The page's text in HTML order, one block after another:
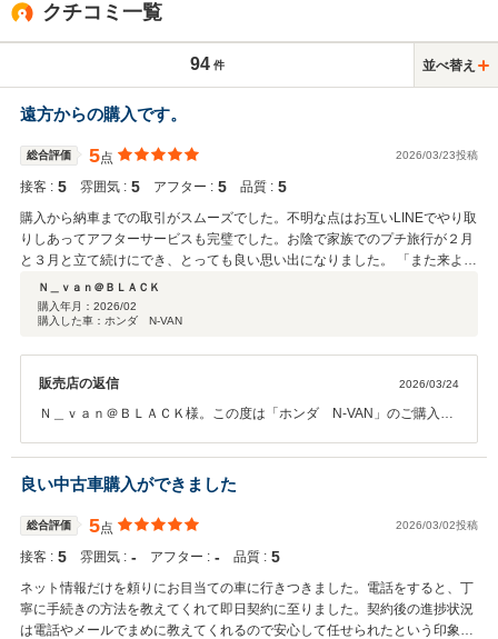
クチコミ一覧
94 件 並べ替え
遠方からの購入です。
総合評価 5点 2026/03/23投稿
接客 : 5 雰囲気 : 5 アフター : 5 品質 : 5
購入から納車までの取引がスムーズでした。不明な点はお互いLINEでやり取
りしあってアフターサービスも完璧でした。お陰で家族でのプチ旅行が２月
と３月と立て続けにでき、とっても良い思い出になりました。 「また来よう
ね」と旅行に来るきっかけになりましたし、子供連れでも嫌な顔せず店員さ
んもとてもよくしてくれました。 また知人など車の購入機会があれば紹介し
たいと思います。
Ｎ＿ｖａｎ＠ＢＬＡＣＫ
購入年月： 2026/02
購入した車：ホンダ N-VAN
販売店の返信 2026/03/24
Ｎ＿ｖａｎ＠ＢＬＡＣＫ様。この度は「ホンダ N-VAN」のご購入、
姿を拝見し、感無量でした。また、クチコミにてありがたいお言葉ま
で頂戴し、心より感謝致します。今後もご相談事がございましたら、
お気軽にご連絡ください。 Ｎ＿ｖａｎ＠ＢＬＡＣＫ様が充実したカー
ライフをお送りいただけますことを、心よりお祈りしております。
良い中古車購入ができました
総合評価 5点 2026/03/02投稿
接客 : 5 雰囲気 : ‐ アフター : ‐ 品質 : 5
ネット情報だけを頼りにお目当ての車に行きつきました。電話をすると、丁
寧に手続きの方法を教えてくれて即日契約に至りました。契約後の進捗状況
は電話やメールでまめに教えてくれるので安心して任せられたという印象で